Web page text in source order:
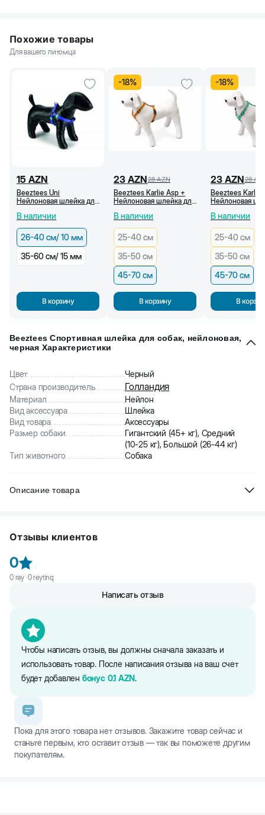
Похожие товары
Для вашего питомца
15 AZN
Beeztees Uni
Нейлоновая шлейка для
см/10 мм)
В наличии
26-40 см/ 10 мм
35-60 см/ 15 мм
В корзину
-18%
23 AZN28 AZN
Beeztees Karlie Asp +
Нейлоновая шлейка для
рисунком (45-70 см)
В наличии
25-40 см
35-50 см
45-70 см
В корзину
-18%
23 AZN28
Beeztees Karlie
Нейлоновая
рисунком 45-
В наличии
25-40 см
35-50 см
45-70 см
В
Beeztees Спортивная шлейка для собак, нейлоновая,
черная Характеристики
Цвет
Черный
Страна производитель
Голландия
Материал
Нейлон
Вид аксессуара
Шлейка
Вид товара
Аксессуары
Размер собаки
Гигантский (45+ кг), Средний
(10-25 кг), Большой (26-44 кг)
Тип животного
Собака
Описание товара
Преимущество спортивной шлейки в том, что она застегивается
помощью ремешка.
Отзывы клиентов
0
0rəy ·0reytinq
Чтобы написать отзыв, вы должны сначала заказать и
использовать товар. После написания отзыва на ваш счет
будет добавлен бонус 0.1 AZN.
Написать отзыв
Пока для этого товара нет отзывов. Закажите товар сейчас и
станьте первым, кто оставит отзыв — так вы поможете другим
покупателям.